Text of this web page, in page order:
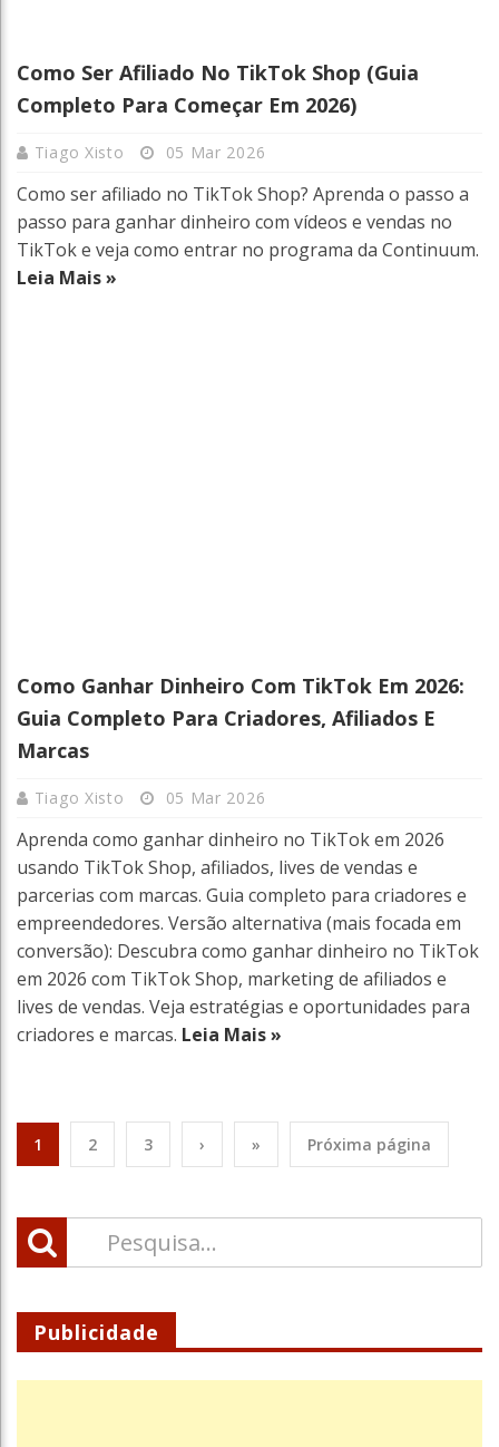
Como Ser Afiliado No TikTok Shop (Guia
Completo Para Começar Em 2026)
Tiago Xisto 05 Mar 2026
Como ser afiliado no TikTok Shop? Aprenda o passo a
passo para ganhar dinheiro com vídeos e vendas no
TikTok e veja como entrar no programa da Continuum.
Leia Mais »
Como Ganhar Dinheiro Com TikTok Em 2026:
Guia Completo Para Criadores, Afiliados E
Marcas
Tiago Xisto 05 Mar 2026
Aprenda como ganhar dinheiro no TikTok em 2026
usando TikTok Shop, afiliados, lives de vendas e
parcerias com marcas. Guia completo para criadores e
empreendedores. Versão alternativa (mais focada em
conversão): Descubra como ganhar dinheiro no TikTok
em 2026 com TikTok Shop, marketing de afiliados e
lives de vendas. Veja estratégias e oportunidades para
criadores e marcas. Leia Mais »
1 2 3 › » Próxima página
Publicidade